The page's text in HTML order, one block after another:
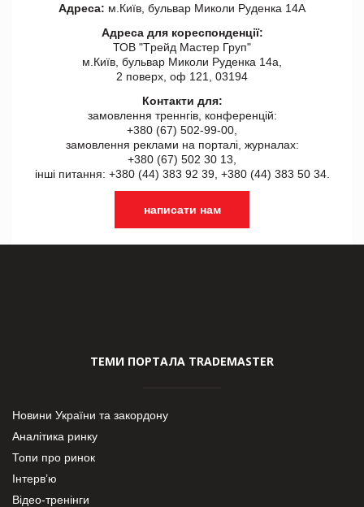
Адреса: м.Київ, бульвар Миколи Руденка 14А
Адреса для кореспонденції:
ТОВ "Tрейд Мастер Груп"
м.Київ, бульвар Миколи Руденка 14а,
2 поверх, оф 121, 03194
Контакти для:
замовлення треннгів, конференцій:
+380 (67) 502-99-00,
замовлення реклами на порталі, журналах:
+380 (67) 502 30 13,
інші питання: +380 (44) 383 92 39, +380 (44) 383 50 34.
написати нам
ТЕМИ ПОРТАЛА TRADEMASTER
Новини України та закордону
Аналітика ринку
Топи про ринок
Інтерв’ю
Відео-тренінги